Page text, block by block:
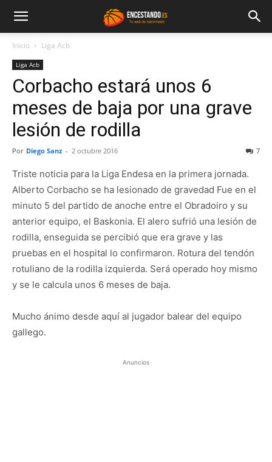
Inicio Liga Acb
Liga Acb
Corbacho estará unos 6
meses de baja por una grave
lesión de rodilla
Por Diego Sanz - 2 octubre 2016 7
Triste noticia para la Liga Endesa en la primera jornada.
Alberto Corbacho se ha lesionado de gravedad Fue en el
minuto 5 del partido de anoche entre el Obradoiro y su
anterior equipo, el Baskonia. El alero sufrió una lesión de
rodilla, enseguida se percibió que era grave y las
pruebas en el hospital lo confirmaron. Rotura del tendón
rotuliano de la rodilla izquierda. Será operado hoy mismo
y se le calcula unos 6 meses de baja.
Mucho ánimo desde aquí al jugador balear del equipo
gallego.
Anuncios